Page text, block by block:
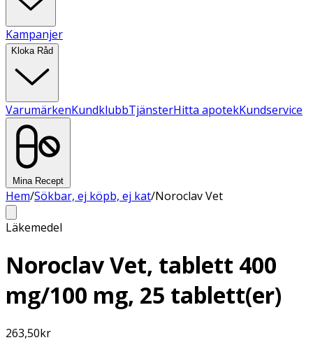
Kampanjer
Kloka Råd
VarumärkenKundklubbTjänsterHitta apotekKundservice
Mina Recept
Hem/Sökbar, ej köpb, ej kat/Noroclav Vet
Läkemedel
Noroclav Vet, tablett 400
mg/100 mg, 25 tablett(er)
263,50kr